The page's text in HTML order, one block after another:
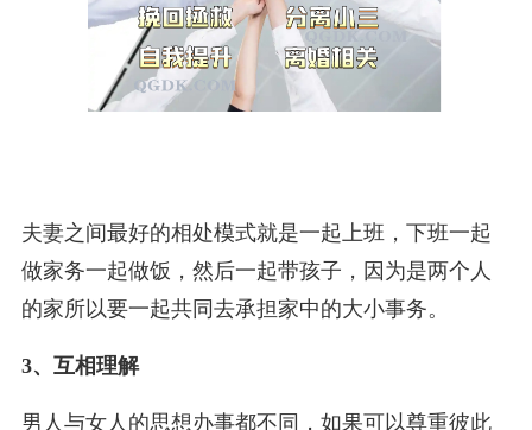
夫妻之间最好的相处模式就是一起上班，下班一起
做家务一起做饭，然后一起带孩子，因为是两个人
的家所以要一起共同去承担家中的大小事务。
3、互相理解
男人与女人的思想办事都不同，如果可以尊重彼此